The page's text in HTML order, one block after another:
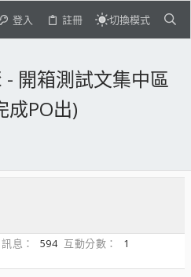
登入 註冊 切換模式
開箱測試文集中區
PO出)
訊息 594 互動分數
1